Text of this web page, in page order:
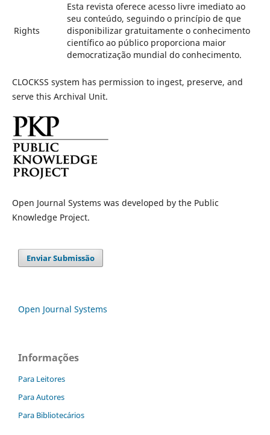
Rights
Esta revista oferece acesso livre imediato ao
seu conteúdo, seguindo o princípio de que
disponibilizar gratuitamente o conhecimento
científico ao público proporciona maior
democratização mundial do conhecimento.
CLOCKSS system has permission to ingest, preserve, and
serve this Archival Unit.
Open Journal Systems was developed by the Public
Knowledge Project.
Enviar Submissão
Open Journal Systems
Informações
Para Leitores
Para Autores
Para Bibliotecários